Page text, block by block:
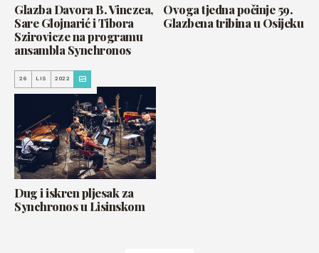
Glazba Davora B. Vinczea,
Sare Glojnarić i Tibora
Szirovicze na programu
ansambla Synchronos
Ovoga tjedna počinje 59.
Glazbena tribina u Osijeku
26 LIS 2022
Dug i iskren pljesak za
Synchronos u Lisinskom